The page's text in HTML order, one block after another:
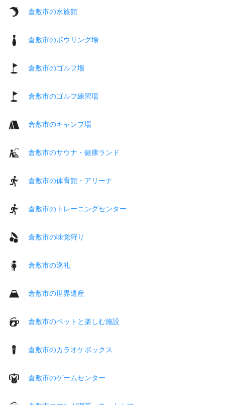
倉敷市の水族館
倉敷市のボウリング場
倉敷市のゴルフ場
倉敷市のゴルフ練習場
倉敷市のキャンプ場
倉敷市のサウナ・健康ランド
倉敷市の体育館・アリーナ
倉敷市のトレーニングセンター
倉敷市の味覚狩り
倉敷市の巡礼
倉敷市の世界遺産
倉敷市のペットと楽しむ施設
倉敷市のカラオケボックス
倉敷市のゲームセンター